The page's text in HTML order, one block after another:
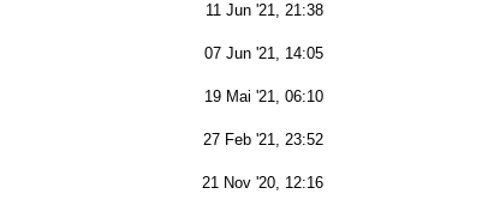
11 Jun '21, 21:38
07 Jun '21, 14:05
19 Mai '21, 06:10
27 Feb '21, 23:52
21 Nov '20, 12:16